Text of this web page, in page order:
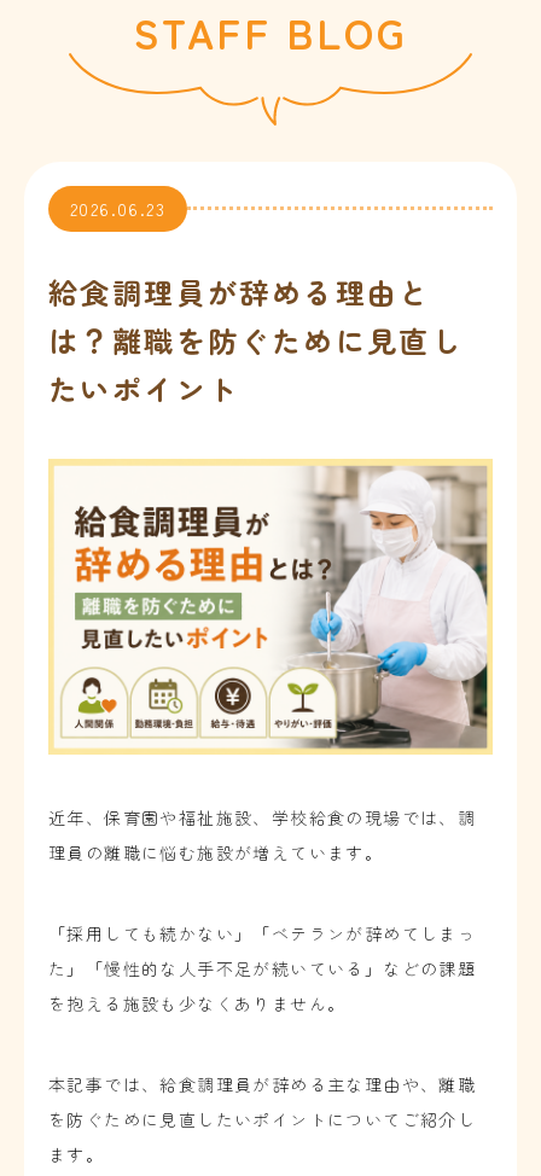
お問合せ
※
STAFF BLOG
2026.06.23
給食調理員が辞める理由と
は？離職を防ぐために見直し
たいポイント
近年、保育園や福祉施設、学校給食の現場では、調
理員の離職に悩む施設が増えています。
「採用しても続かない」「ベテランが辞めてしまっ
た」「慢性的な人手不足が続いている」などの課題
を抱える施設も少なくありません。
本記事では、給食調理員が辞める主な理由や、離職
を防ぐために見直したいポイントについてご紹介し
ます。